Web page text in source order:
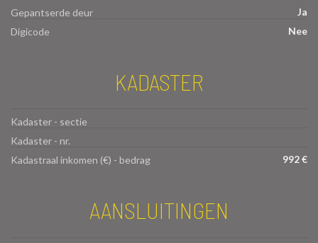
Gepantserde deur
Ja
Digicode
Nee
KADASTER
Kadaster - sectie
Kadaster - nr.
Kadastraal inkomen (€) - bedrag
992 €
AANSLUITINGEN